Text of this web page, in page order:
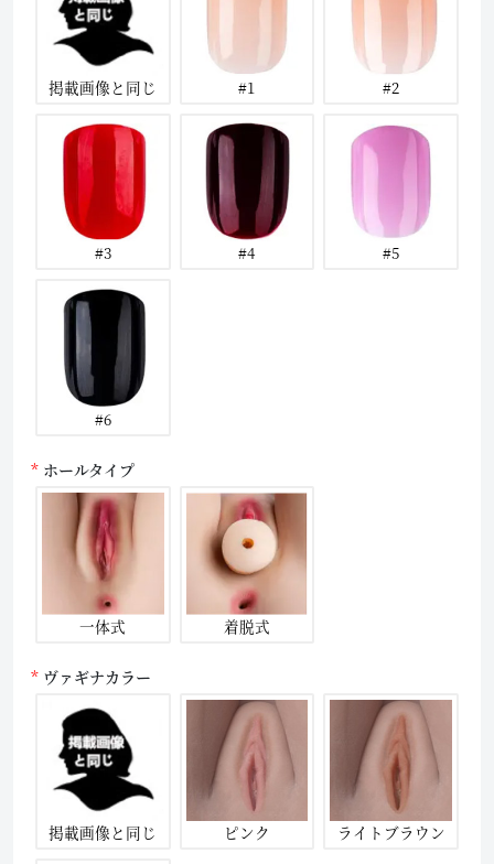
掲載画像と同じ #1 #2
#3 #4 #5
#6
ホールタイプ
一体式 着脱式
ヴァギナカラー
掲載画像と同じ ピンク ライトブラウン